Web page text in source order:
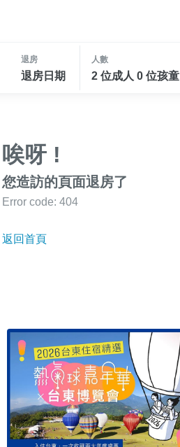
退房
退房日期
人數
2 位成人 0 位孩童
唉呀 !
您造訪的頁面退房了
Error code: 404
返回首頁